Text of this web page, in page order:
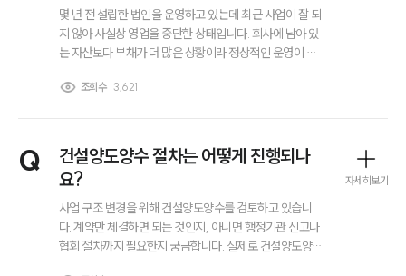
몇 년 전 설립한 법인을 운영하고 있는데 최근 사업이 잘 되
지 않아 사실상 영업을 중단한 상태입니다. 회사에 남아 있
는 자산보다 부채가 더 많은 상황이라 정상적인 운영이 어
산등기를 하려면 채무를 모두 정리해야 하는지, 아니면 부
조회수 3,621
Q
건설양도양수 절차는 어떻게 진행되나
요?
사업 구조 변경을 위해 건설양도양수를 검토하고 있습니
다. 계약만 체결하면 되는 것인지, 아니면 행정기관 신고나
협회 절차까지 필요한지 궁금합니다. 실제로 건설양도양수
자세히보기